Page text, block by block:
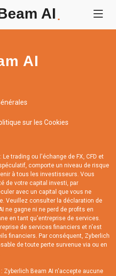
AI.
AI
sur les Cookies
: Le trading ou l'échange de FX, CFD et
comporte un niveau de risque
à tous les investisseurs. Vous
de votre capital investi, par
avec un capital que vous ne
Veuillez consulter la déclaration de
ne gagne ni ne perd de profits en
en tant qu'entreprise de services.
de services financiers et n'est
financiers. Par conséquent, Zyberlich
de toute perte survenue via ou en
: Zyberlich Beam AI n'accepte aucune